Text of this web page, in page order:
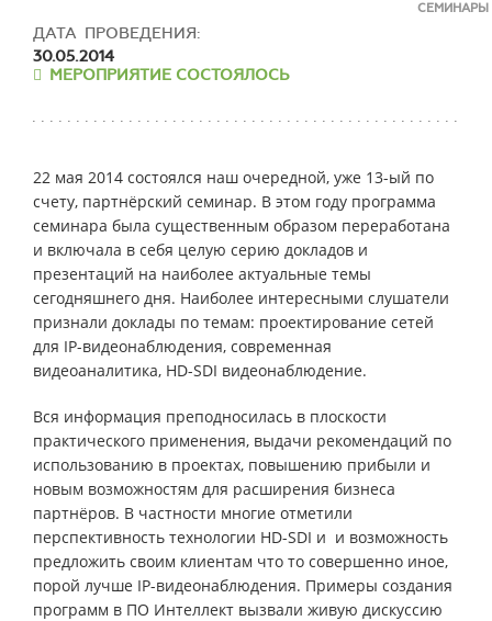
СЕМИНАРЫ
ДАТА ПРОВЕДЕНИЯ:
30.05.2014
МЕРОПРИЯТИЕ СОСТОЯЛОСЬ
22 мая 2014 состоялся наш очередной, уже 13-ый по
счету, партнёрский семинар. В этом году программа
семинара была существенным образом переработана
и включала в себя целую серию докладов и
презентаций на наиболее актуальные темы
сегодняшнего дня. Наиболее интересными слушатели
признали доклады по темам: проектирование сетей
для IP-видеонаблюдения, современная
видеоаналитика, HD-SDI видеонаблюдение.
Вся информация преподносилась в плоскости
практического применения, выдачи рекомендаций по
использованию в проектах, повышению прибыли и
новым возможностям для расширения бизнеса
партнёров. В частности многие отметили
перспективность технологии HD-SDI и и возможность
предложить своим клиентам что то совершенно иное,
порой лучше IP-видеонаблюдения. Примеры создания
программ в ПО Интеллект вызвали живую дискуссию